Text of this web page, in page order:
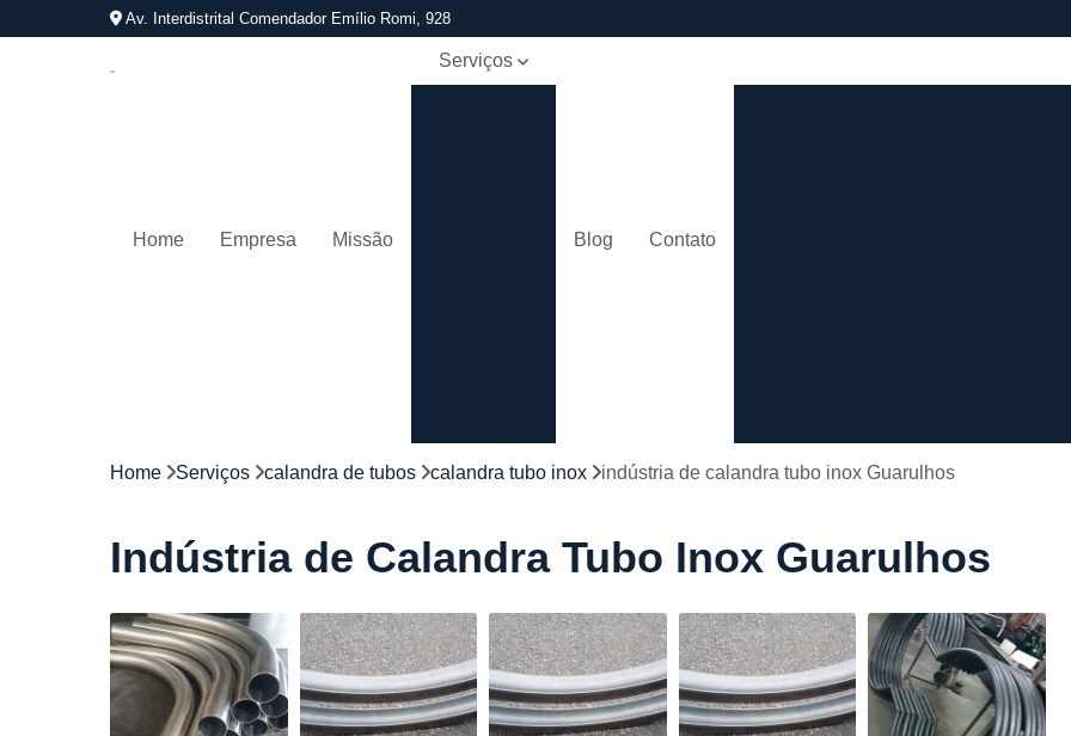
Av. Interdistrital Comendador Emílio Romi, 928
Home Empresa Missão
Serviços
Cortes a
Cortes de
chapa
Curvamento
de tubo
Blog Contato
Calandragem Tubo em
Conformação com Tubo Tipo
Conformação em
Conformação para
Conformação Tubo de Metal
Home Serviços calandra de tubos calandra tubo inox indústria de calandra tubo inox Guarulhos
Indústria de Calandra Tubo Inox Guarulhos